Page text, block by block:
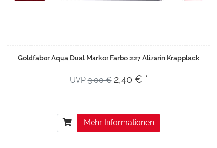
Goldfaber Aqua Dual Marker Farbe 227 Alizarin Krapplack
UVP3,00 € 2,40 € *
Mehr Informationen